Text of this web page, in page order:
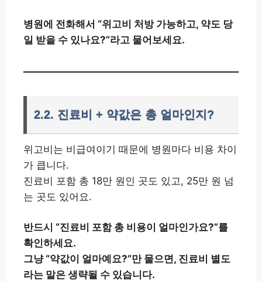
병원에 전화해서 “위고비 처방 가능하고, 약도 당
일 받을 수 있나요?”라고 물어보세요.
2.2. 진료비 + 약값은 총 얼마인지?
위고비는 비급여이기 때문에 병원마다 비용 차이
가 큽니다.
진료비 포함 총 18만 원인 곳도 있고, 25만 원 넘
는 곳도 있어요.
반드시 “진료비 포함 총 비용이 얼마인가요?”를
확인하세요.
그냥 “약값이 얼마예요?”만 물으면, 진료비 별도
라는 말은 생략될 수 있습니다.